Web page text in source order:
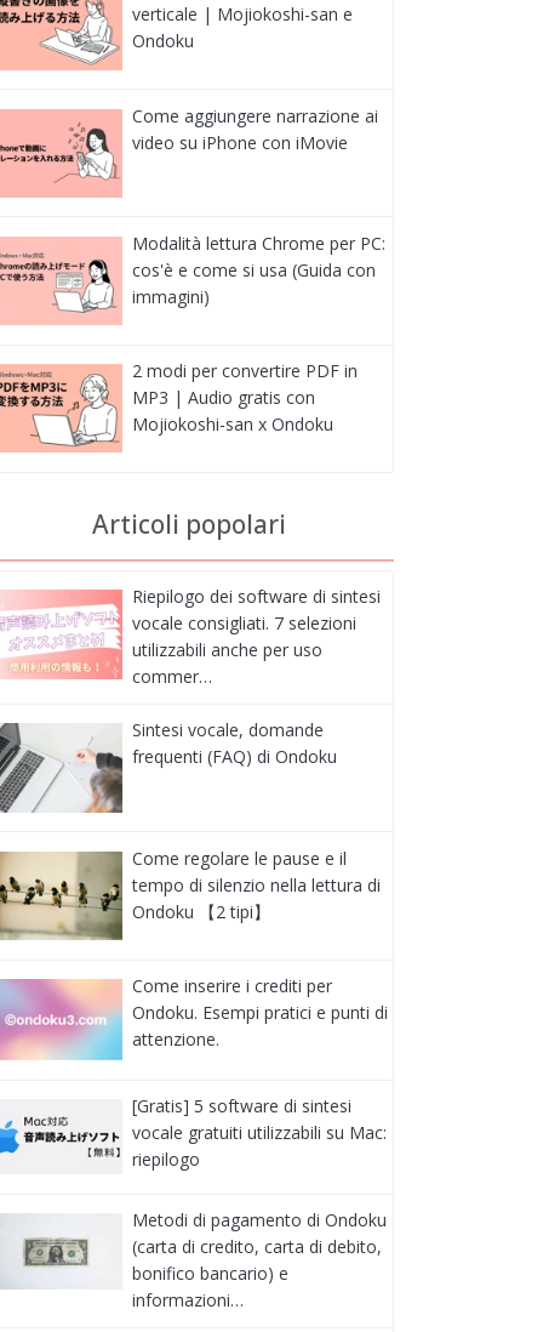
verticale | Mojiokoshi-san e
Ondoku
Come aggiungere narrazione ai
video su iPhone con iMovie
Modalità lettura Chrome per PC:
cos'è e come si usa (Guida con
immagini)
2 modi per convertire PDF in
MP3 | Audio gratis con
Mojiokoshi-san x Ondoku
Articoli popolari
Riepilogo dei software di sintesi
vocale consigliati. 7 selezioni
utilizzabili anche per uso
commer…
Sintesi vocale, domande
frequenti (FAQ) di Ondoku
Come regolare le pause e il
tempo di silenzio nella lettura di
Ondoku 【2 tipi】
Come inserire i crediti per
Ondoku. Esempi pratici e punti di
attenzione.
[Gratis] 5 software di sintesi
vocale gratuiti utilizzabili su Mac:
riepilogo
Metodi di pagamento di Ondoku
(carta di credito, carta di debito,
bonifico bancario) e
informazioni…